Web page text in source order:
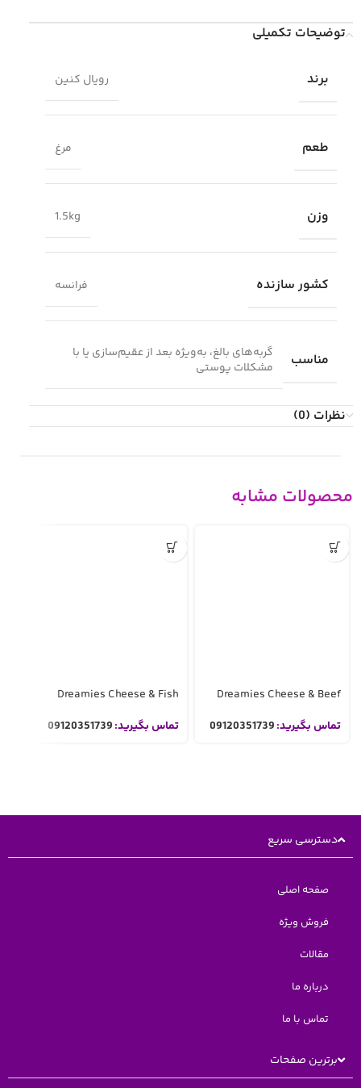
توضیحات تکمیلی
برند رویال کنین
طعم مرغ
وزن 1.5kg
کشور سازنده فرانسه
مناسب
گربه‌های بالغ، به‌ویژه بعد از عقیم‌سازی یا با
مشکلات پوستی
نظرات (0)
محصولات مشابه
Dreamies Cheese & Beef
تماس بگیرید:09120351739
Dreamies Cheese & Fish
تماس بگیرید:09120351739
دسترسی سریع
صفحه اصلی
فروش ویژه
مقالات
درباره ما
تماس با ما
برترین صفحات